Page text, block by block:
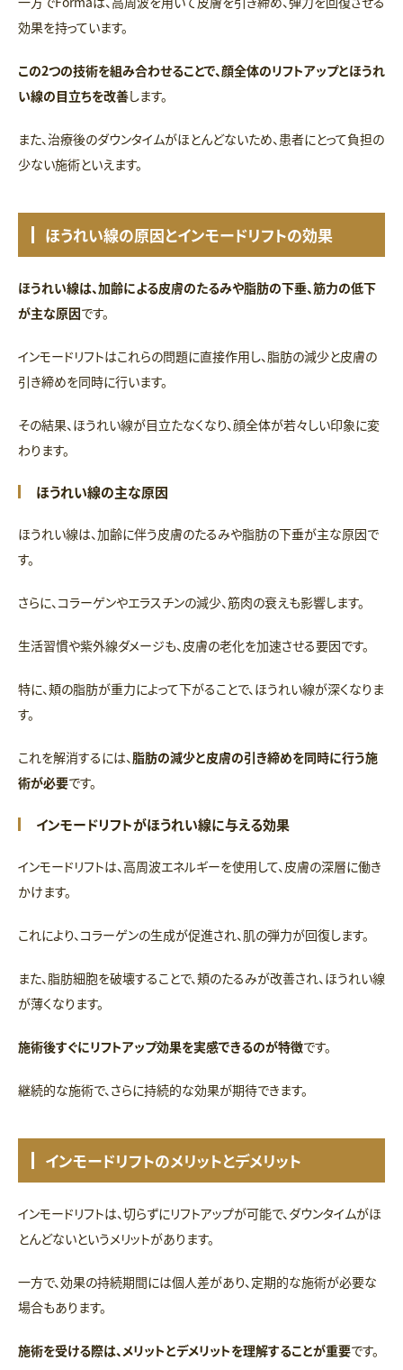
効果を持っています。
この2つの技術を組み合わせることで、顔全体のリフトアップとほうれ
い線の目立ちを改善します。
また、治療後のダウンタイムがほとんどないため、患者にとって負担の
少ない施術といえます。
ほうれい線の原因とインモードリフトの効果
ほうれい線は、加齢による皮膚のたるみや脂肪の下垂、筋力の低下
が主な原因です。
インモードリフトはこれらの問題に直接作用し、脂肪の減少と皮膚の
引き締めを同時に行います。
その結果、ほうれい線が目立たなくなり、顔全体が若々しい印象に変
わります。
ほうれい線の主な原因
ほうれい線は、加齢に伴う皮膚のたるみや脂肪の下垂が主な原因で
す。
さらに、コラーゲンやエラスチンの減少、筋肉の衰えも影響します。
生活習慣や紫外線ダメージも、皮膚の老化を加速させる要因です。
特に、頬の脂肪が重力によって下がることで、ほうれい線が深くなりま
す。
これを解消するには、脂肪の減少と皮膚の引き締めを同時に行う施
術が必要です。
インモードリフトがほうれい線に与える効果
インモードリフトは、高周波エネルギーを使用して、皮膚の深層に働き
かけます。
これにより、コラーゲンの生成が促進され、肌の弾力が回復します。
また、脂肪細胞を破壊することで、頬のたるみが改善され、ほうれい線
が薄くなります。
施術後すぐにリフトアップ効果を実感できるのが特徴です。
継続的な施術で、さらに持続的な効果が期待できます。
インモードリフトのメリットとデメリット
インモードリフトは、切らずにリフトアップが可能で、ダウンタイムがほ
とんどないというメリットがあります。
一方で、効果の持続期間には個人差があり、定期的な施術が必要な
場合もあります。
施術を受ける際は、メリットとデメリットを理解することが重要です。